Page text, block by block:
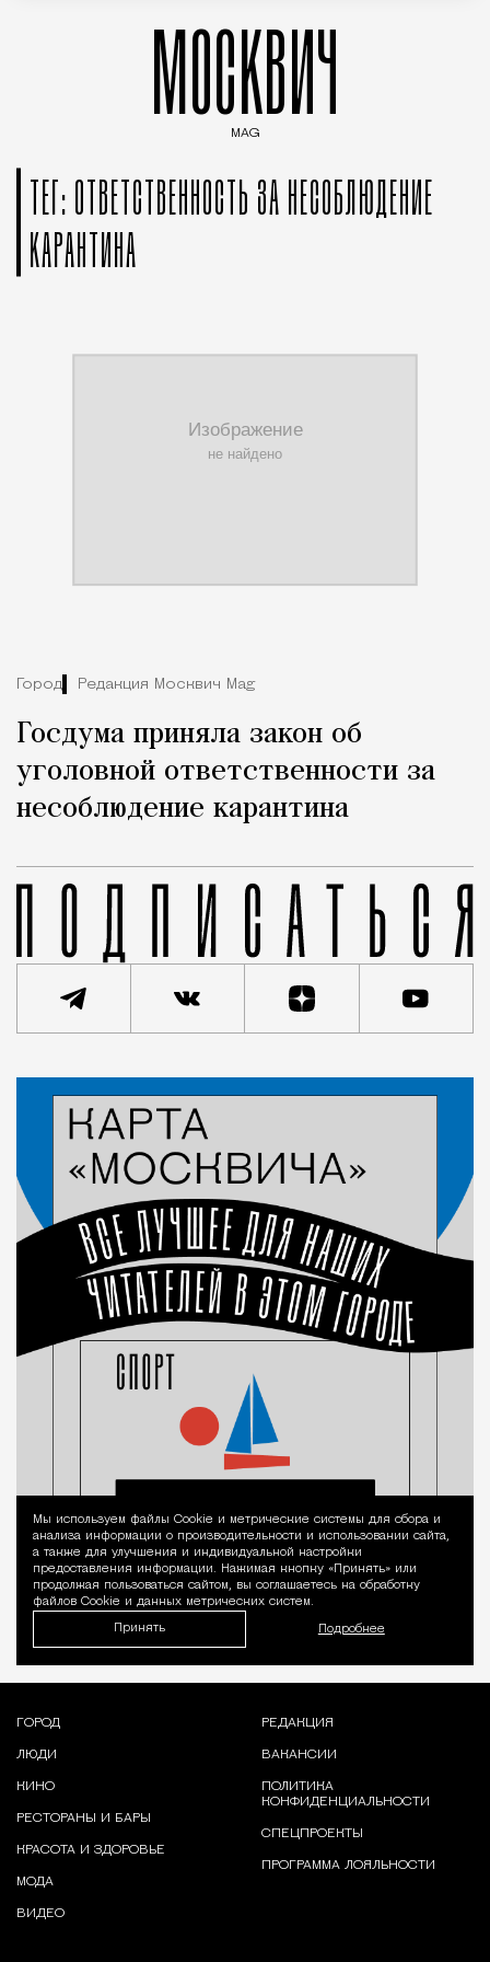
МОСКВИЧ
MAG
ТЕГ: ОТВЕТСТВЕННОСТЬ ЗА НЕСОБЛЮДЕНИЕ
КАРАНТИНА
Город Редакция Москвич Mag
Госдума приняла закон об
уголовной ответственности за
несоблюдение карантина
Уведомление
Мы используем файлы Сookie и метрические системы для сбора и
анализа информации о производительности и использовании сайта,
а также для улучшения и индивидуальной настройки
предоставления информации. Нажимая кнопку «Принять» или
продолжая пользоваться сайтом, вы соглашаетесь на обработку
файлов Cookie и данных метрических систем.
Принять Подробнее
ГОРОД
ЛЮДИ
КИНО
РЕСТОРАНЫ И БАРЫ
КРАСОТА И ЗДОРОВЬЕ
МОДА
ВИДЕО
РЕДАКЦИЯ
ВАКАНСИИ
ПОЛИТИКА
КОНФИДЕНЦИАЛЬНОСТИ
СПЕЦПРОЕКТЫ
ПРОГРАММА ЛОЯЛЬНОСТИ